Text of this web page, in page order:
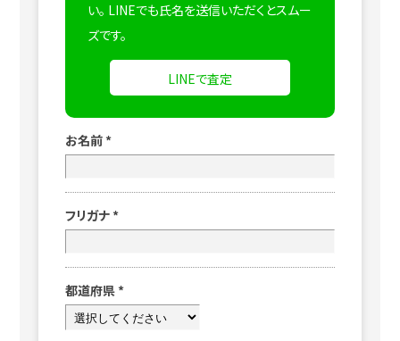
い。 LINEでも氏名を送信いただくとスムー
ズです。
LINEで査定
お名前 *
フリガナ *
都道府県 *